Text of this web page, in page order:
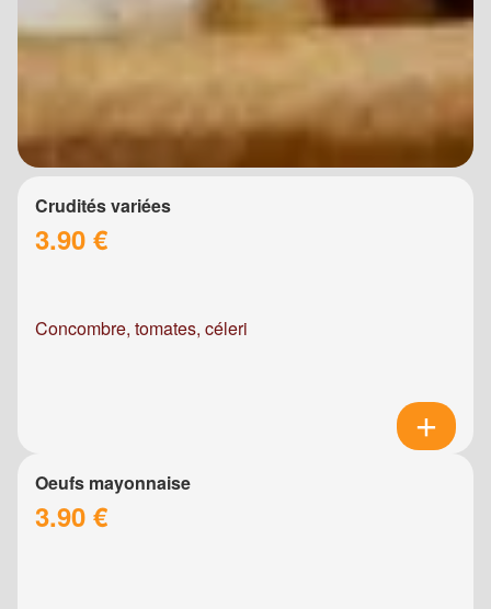
Crudités variées
3.90 €
Concombre, tomates, céleri
Oeufs mayonnaise
3.90 €